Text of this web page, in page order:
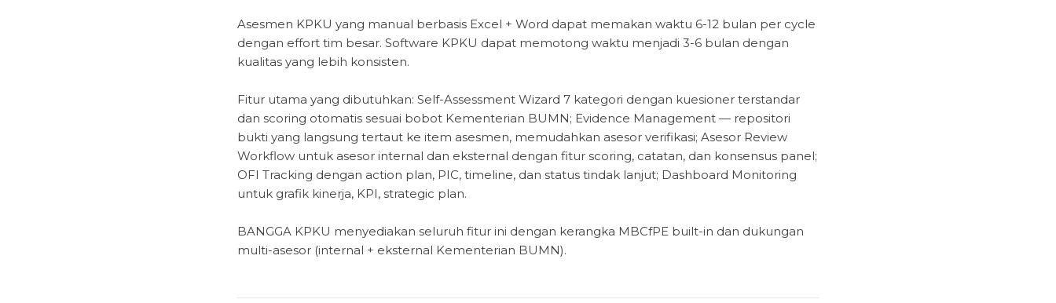
Asesmen KPKU yang manual berbasis Excel + Word dapat memakan waktu 6-12 bulan per cycle
dengan effort tim besar. Software KPKU dapat memotong waktu menjadi 3-6 bulan dengan
kualitas yang lebih konsisten.
Fitur utama yang dibutuhkan: Self-Assessment Wizard 7 kategori dengan kuesioner terstandar
dan scoring otomatis sesuai bobot Kementerian BUMN; Evidence Management — repositori
bukti yang langsung tertaut ke item asesmen, memudahkan asesor verifikasi; Asesor Review
Workflow untuk asesor internal dan eksternal dengan fitur scoring, catatan, dan konsensus panel;
OFI Tracking dengan action plan, PIC, timeline, dan status tindak lanjut; Dashboard Monitoring
untuk grafik kinerja, KPI, strategic plan.
BANGGA KPKU menyediakan seluruh fitur ini dengan kerangka MBCfPE built-in dan dukungan
multi-asesor (internal + eksternal Kementerian BUMN).